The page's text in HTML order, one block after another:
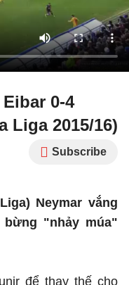
0-4
Liga 2015/16)
Subscribe
Neymar vắng
"nhảy múa"
để thay thế cho